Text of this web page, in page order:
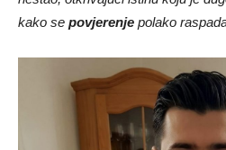
kako se povjerenje polako